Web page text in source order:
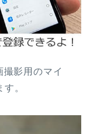
影用のマイ
。